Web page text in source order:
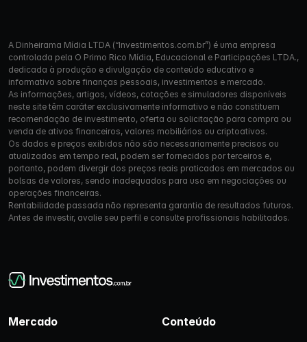
A Dinheirama Mídia LTDA (“Investimentos.com.br”) é uma empresa
controlada pela O Primo Rico Mídia, Educacional e Participações LTDA.,
dedicada à produção e divulgação de conteúdo educativo e
informativo sobre finanças pessoais, investimentos e mercado.
As informações, artigos, vídeos, cotações e simuladores disponíveis
neste site têm caráter exclusivamente informativo e não constituem
recomendação de investimento, oferta ou solicitação para compra ou
venda de ativos financeiros, valores mobiliários ou criptoativos.
Os dados e preços exibidos não são necessariamente precisos ou
atualizados em tempo real, podem ser fornecidos por terceiros e,
portanto, podem divergir dos preços reais praticados em mercados ou
bolsas de valores, sendo inadequados para uso em negociações ou
operações financeiras.
Rentabilidade passada não representa garantia de resultados futuros.
Antes de investir, avalie seu perfil e consulte profissionais habilitados.
Mercado Conteúdo